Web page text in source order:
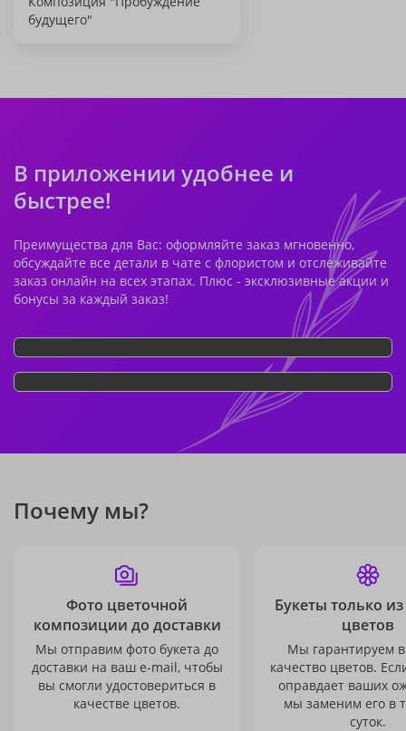
будущего"
В приложении удобнее и
быстрее!
Преимущества для Вас: оформляйте заказ мгновенно,
обсуждайте все детали в чате с флористом и отслеживайте
заказ онлайн на всех этапах. Плюс - эксклюзивные акции и
бонусы за каждый заказ!
Почему мы?
Фото цветочной
композиции до доставки
Мы отправим фото букета до
доставки на ваш e-mail, чтобы
вы смогли удостовериться в
качестве цветов.
Букеты только
цветов
Мы гарантируем
качество цветов.
оправдает ваших
мы заменим его в
суток.